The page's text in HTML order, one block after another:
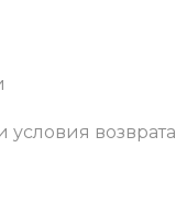
возврата